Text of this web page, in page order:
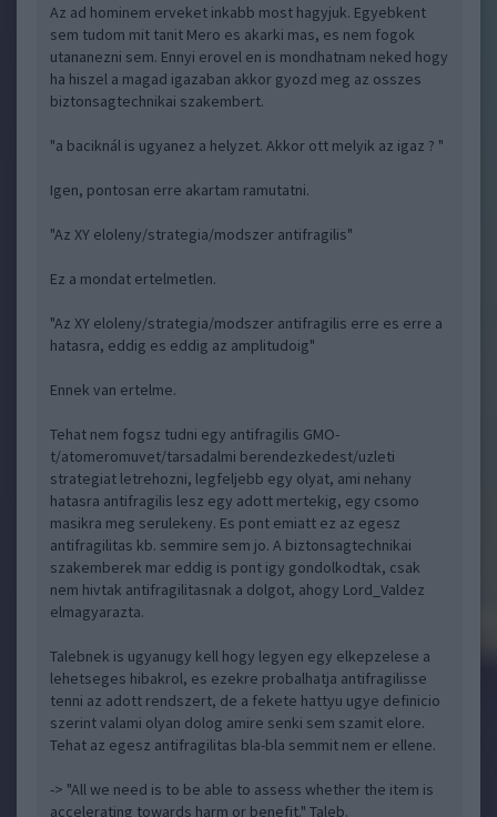
Az ad hominem erveket inkabb most hagyjuk. Egyebkent
sem tudom mit tanit Mero es akarki mas, es nem fogok
utananezni sem. Ennyi erovel en is mondhatnam neked hogy
ha hiszel a magad igazaban akkor gyozd meg az osszes
biztonsagtechnikai szakembert.
"a baciknál is ugyanez a helyzet. Akkor ott melyik az igaz ? "
Igen, pontosan erre akartam ramutatni.
"Az XY eloleny/strategia/modszer antifragilis"
Ez a mondat ertelmetlen.
"Az XY eloleny/strategia/modszer antifragilis erre es erre a
hatasra, eddig es eddig az amplitudoig"
Ennek van ertelme.
Tehat nem fogsz tudni egy antifragilis GMO-
t/atomeromuvet/tarsadalmi berendezkedest/uzleti
strategiat letrehozni, legfeljebb egy olyat, ami nehany
hatasra antifragilis lesz egy adott mertekig, egy csomo
masikra meg serulekeny. Es pont emiatt ez az egesz
antifragilitas kb. semmire sem jo. A biztonsagtechnikai
szakemberek mar eddig is pont igy gondolkodtak, csak
nem hivtak antifragilitasnak a dolgot, ahogy Lord_Valdez
elmagyarazta.
Talebnek is ugyanugy kell hogy legyen egy elkepzelese a
lehetseges hibakrol, es ezekre probalhatja antifragilisse
tenni az adott rendszert, de a fekete hattyu ugye definicio
szerint valami olyan dolog amire senki sem szamit elore.
Tehat az egesz antifragilitas bla-bla semmit nem er ellene.
-> "All we need is to be able to assess whether the item is
accelerating towards harm or benefit." Taleb.